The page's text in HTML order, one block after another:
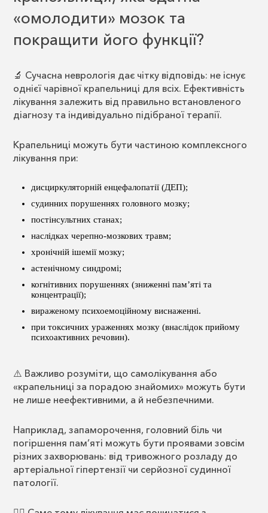
«омолодити» мозок та
покращити його функції?
🔬 Сучасна неврологія дає чітку відповідь: не існує
однієї чарівної крапельниці для всіх. Ефективність
лікування залежить від правильно встановленого
діагнозу та індивідуально підібраної терапії.
Крапельниці можуть бути частиною комплексного
лікування при:
дисциркуляторній енцефалопатії (ДЕП);
судинних порушеннях головного мозку;
постінсультних станах;
наслідках черепно-мозкових травм;
хронічній ішемії мозку;
астенічному синдромі;
когнітивних порушеннях (зниженні пам’яті та
концентрації);
вираженому психоемоційному виснаженні.
при токсичних ураженнях мозку (внаслідок прийому
психоактивних речовин).
⚠️ Важливо розуміти, що самолікування або
«крапельниці за порадою знайомих» можуть бути
не лише неефективними, а й небезпечними.
Наприклад, запаморочення, головний біль чи
погіршення пам’яті можуть бути проявами зовсім
різних захворювань: від тривожного розладу до
артеріальної гіпертензії чи серйозної судинної
патології.